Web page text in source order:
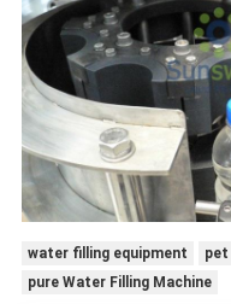
water filling equipment
pure Water Filling Machine